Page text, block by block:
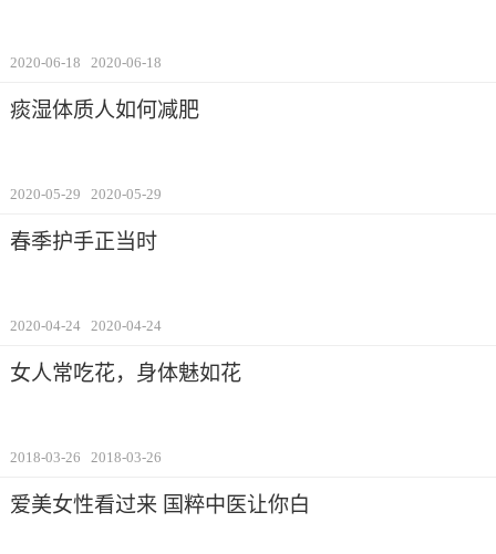
2020-06-18 2020-06-18
痰湿体质人如何减肥
2020-05-29 2020-05-29
春季护手正当时
2020-04-24 2020-04-24
女人常吃花，身体魅如花
2018-03-26 2018-03-26
爱美女性看过来 国粹中医让你白